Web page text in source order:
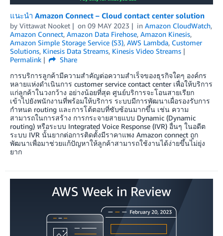
แนะนำ Amazon Connect – Cloud contact center solution
by Vittawat Nooket on 09 MAY 2023 in Amazon CloudWatch,
Amazon Connect, Amazon Data Firehose, Amazon Kinesis,
Amazon Simple Storage Service (S3), AWS Lambda, Customer
Solutions, Kinesis Data Streams, Kinesis Video Streams
Permalink
Share
การบริการลูกค้ามีความสำคัญต่อความสำเร็จของธุรกิจใดๆ องค์กร
หลายแห่งดำเนินการ customer service contact center เพื่อให้บริการ
แก่ลูกค้าในวงกว้าง อย่างน้อยที่สุด ศูนย์บริการจะโอนสายเรียก
เข้าไปยังพนักงานที่พร้อมให้บริการ ระบบมีการพัฒนาเผื่อรองรับการ
กำหนด routing และการโต้ตอบที่ซับซ้อนมากขึ้น เช่น ความ
สามารถในการสร้าง การกระจายสายแบบ Dynamic (Dynamic
routing) หรือระบบ Integrated Voice Response (IVR) อื่นๆ ในอดีต
ระบบ IVR นั้นยากต่อการติดตั้งมีราคาแพง Amazon connect ถูก
พัฒนาเพื่อมาช่วยแก้ปัญหาให้ลูกค้าสามารถใช้งานได้ง่ายขึ้นไม่ยุ่ง
ยาก